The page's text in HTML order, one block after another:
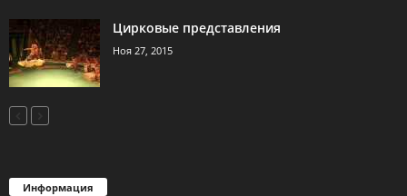
Цирковые представления
Ноя 27, 2015
Информация